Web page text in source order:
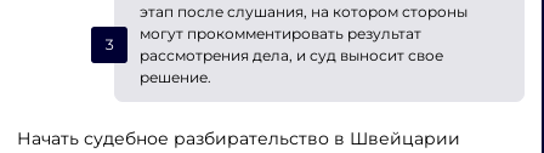
этап после слушания, на котором стороны
могут прокомментировать результат
рассмотрения дела, и суд выносит свое
решение.
Начать судебное разбирательство в Швейцарии